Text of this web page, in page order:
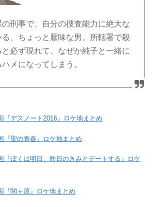
刑事で、自分の捜査能力に絶大な
る、ちょっと厭味な男。所轄署で殺
と必ず現れて、なぜか純子と一緒に
メになってしまう。
『デスノート2016』ロケ地まとめ
『聖の青春』ロケ地まとめ
『ぼくは明日、昨日のきみとデートする』ロケ
『関ヶ原』ロケ地まとめ